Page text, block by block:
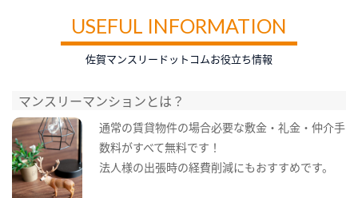
USEFUL INFORMATION
佐賀マンスリードットコムお役立ち情報
マンスリーマンションとは？
通常の賃貸物件の場合必要な敷金・礼金・仲介手
数料がすべて無料です！
法人様の出張時の経費削減にもおすすめです。